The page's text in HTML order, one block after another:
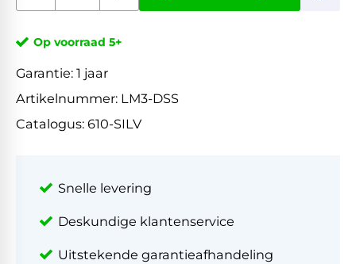
Op voorraad 5+
Garantie: 1 jaar
Artikelnummer: LM3-DSS
Catalogus: 610-SILV
Snelle levering
Deskundige klantenservice
Uitstekende garantieafhandeling